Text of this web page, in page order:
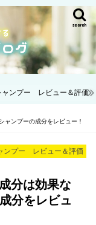
search
ャンプー レビュー＆評価
ャンプーの成分をレビュー！
ンプー レビュー＆評価
分は効果な
分をレビュ